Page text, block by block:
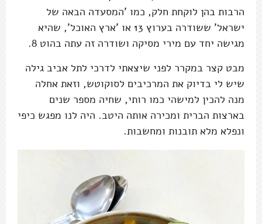
הרבות בהן לוקחת חלק, כמו 'המסעדה הבאה של
ישראל' ששודרה בערוץ 13 או 'ארץ האוכל', שהיא
מגישה יחד עם מירי מסיקה ושודרה זה עתה בהוט 8.
מבט קצר במקרר לפני שיצאתי לדרכי לתל אביב גילה
שיש לי בדיוק את המרכיבים לסוקוטש, וזאת אחלה
מנה להכין למישהי כמו רותי, שחיה מספר שנים
בארצות הברית ומכירה אותה היטב. היה לנו מפגש כיפי
ונפלא מלא תובנות ומחשבות.